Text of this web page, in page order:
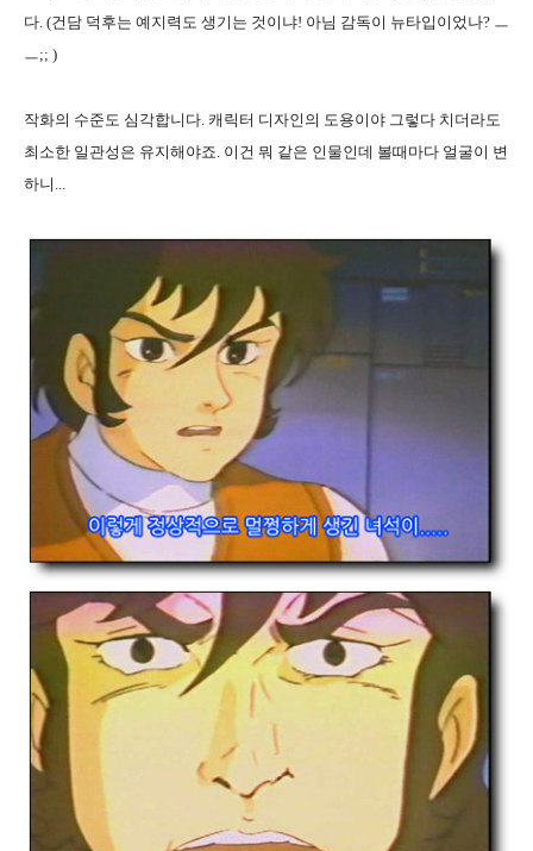
다. (건담 덕후는 예지력도 생기는 것이냐! 아님 감독이 뉴타입이었나? ㅡ
ㅡ;; )
작화의 수준도 심각합니다. 캐릭터 디자인의 도용이야 그렇다 치더라도
최소한 일관성은 유지해야죠. 이건 뭐 같은 인물인데 볼때마다 얼굴이 변
하니...